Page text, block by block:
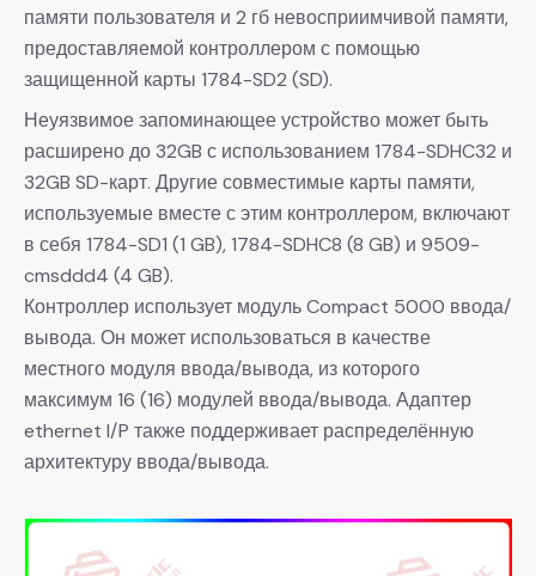
памяти пользователя и 2 гб невосприимчивой памяти,
предоставляемой контроллером с помощью
защищенной карты 1784-SD2 (SD).
Неуязвимое запоминающее устройство может быть
расширено до 32GB с использованием 1784-SDHC32 и
32GB SD-карт. Другие совместимые карты памяти,
используемые вместе с этим контроллером, включают
в себя 1784-SD1 (1 GB), 1784-SDHC8 (8 GB) и 9509-
cmsddd4 (4 GB).
Контроллер использует модуль Compact 5000 ввода/
вывода. Он может использоваться в качестве
местного модуля ввода/вывода, из которого
максимум 16 (16) модулей ввода/вывода. Адаптер
ethernet I/P также поддерживает распределённую
архитектуру ввода/вывода.